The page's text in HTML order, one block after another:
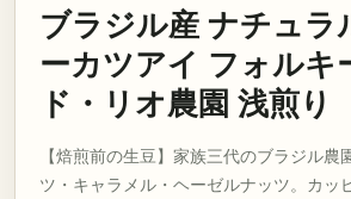
ブラジル産 ナチュラ
ーカツアイ フォルキ
ド・リオ農園 浅煎り
【焙煎前の生豆】家族三代のブラジル農
ツ・キャラメル・ヘーゼルナッツ。カッ